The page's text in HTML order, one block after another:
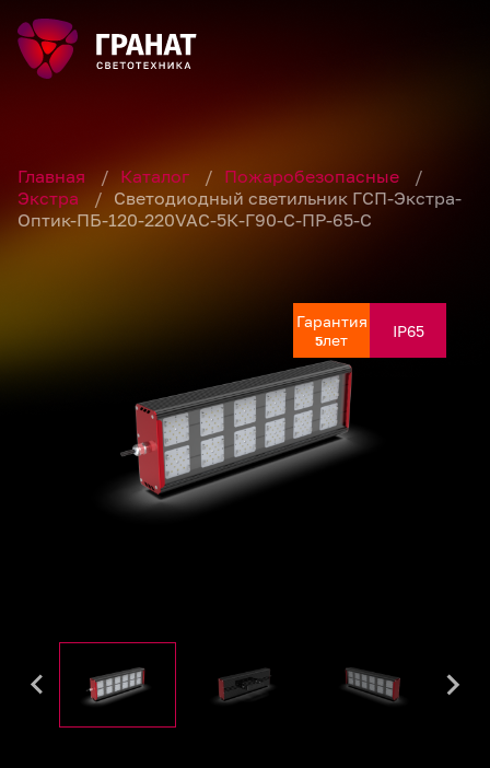
Главная / Каталог / Пожаробезопасные
/
Экстра
/ Светодиодный светильник ГСП-Экстра-
Оптик-ПБ-120-220VAC-5К-Г90-С-ПР-65-С
Гарантия
5лет IP65
Гарантия
5лет IP65
Гарантия
5лет IP65
Гарантия
5лет IP65
Гарантия
5лет IP65